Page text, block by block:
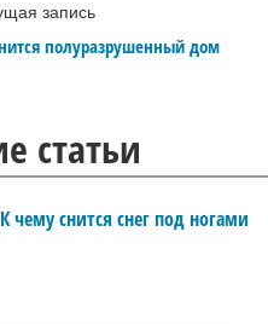
запись
полуразрушенный дом
статьи
К чему снится снег под ногами